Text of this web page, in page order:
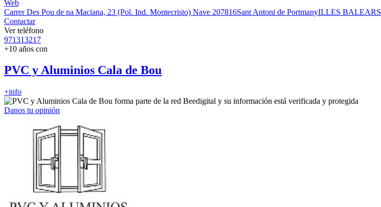
Web
Carrer Des Pou de na Maciana, 23 (Pol. Ind. Montecristo) Nave 207816Sant Antoni de PortmanyILLES BALEARS
Contactar
Ver teléfono
971313217
+10 años con
PVC y Aluminios Cala de Bou
+info
Danos tu opinión